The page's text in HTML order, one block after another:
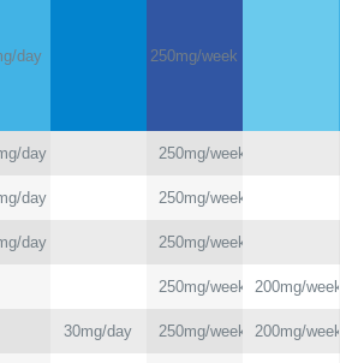
day
day
day
day
30mg/day
250mg/week
250mg/week
250mg/week
250mg/week
250mg/week
250mg/week
200mg/week
200mg/week